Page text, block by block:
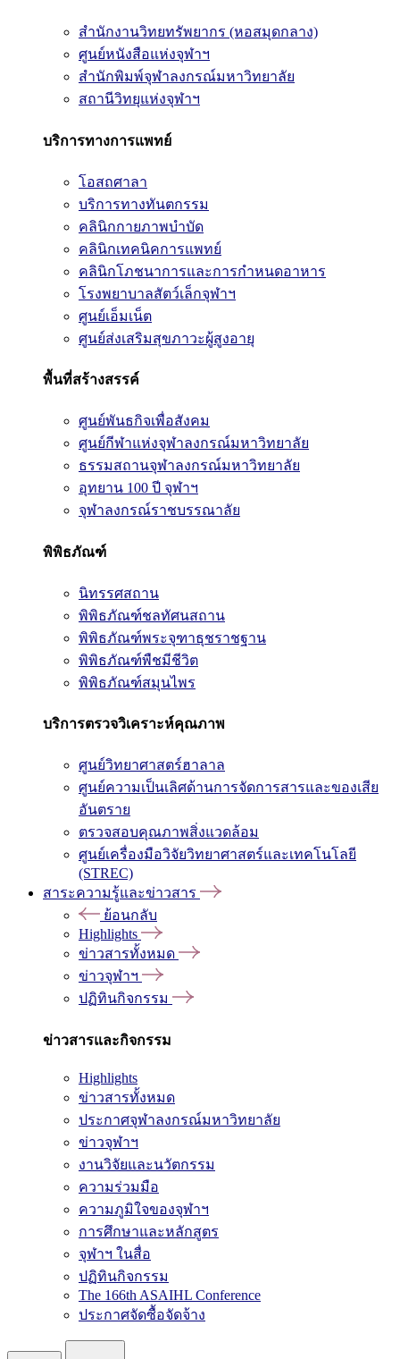
สำนักงานวิทยทรัพยากร (หอสมุดกลาง)
ศูนย์หนังสือแห่งจุฬาฯ
สำนักพิมพ์จุฬาลงกรณ์มหาวิทยาลัย
สถานีวิทยุแห่งจุฬาฯ
บริการทางการแพทย์
โอสถศาลา
บริการทางทันตกรรม
คลินิกกายภาพบำบัด
คลินิกเทคนิคการแพทย์
คลินิกโภชนาการและการกำหนดอาหาร
โรงพยาบาลสัตว์เล็กจุฬาฯ
ศูนย์เอ็มเน็ต
ศูนย์ส่งเสริมสุขภาวะผู้สูงอายุ
พื้นที่สร้างสรรค์
ศูนย์พันธกิจเพื่อสังคม
ศูนย์กีฬาแห่งจุฬาลงกรณ์มหาวิทยาลัย
ธรรมสถานจุฬาลงกรณ์มหาวิทยาลัย
อุทยาน 100 ปี จุฬาฯ
จุฬาลงกรณ์ราชบรรณาลัย
พิพิธภัณฑ์
นิทรรศสถาน
พิพิธภัณฑ์ชลทัศนสถาน
พิพิธภัณฑ์พระจุฑาธุชราชฐาน
พิพิธภัณฑ์พืชมีชีวิต
พิพิธภัณฑ์สมุนไพร
บริการตรวจวิเคราะห์คุณภาพ
ศูนย์วิทยาศาสตร์ฮาลาล
ศูนย์ความเป็นเลิศด้านการจัดการสารและของเสีย
อันตราย
ตรวจสอบคุณภาพสิ่งแวดล้อม
ศูนย์เครื่องมือวิจัยวิทยาศาสตร์และเทคโนโลยี
(STREC)
สาระความรู้และข่าวสาร
ย้อนกลับ
Highlights
ข่าวสารทั้งหมด
ข่าวจุฬาฯ
ปฏิทินกิจกรรม
ข่าวสารและกิจกรรม
Highlights
ข่าวสารทั้งหมด
ประกาศจุฬาลงกรณ์มหาวิทยาลัย
ข่าวจุฬาฯ
งานวิจัยและนวัตกรรม
ความร่วมมือ
ความภูมิใจของจุฬาฯ
การศึกษาและหลักสูตร
จุฬาฯ ในสื่อ
ปฏิทินกิจกรรม
The 166th ASAIHL Conference
ประกาศจัดซื้อจัดจ้าง